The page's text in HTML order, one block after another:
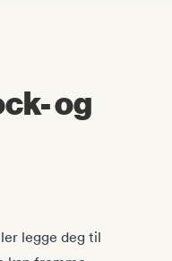
og
legge deg til